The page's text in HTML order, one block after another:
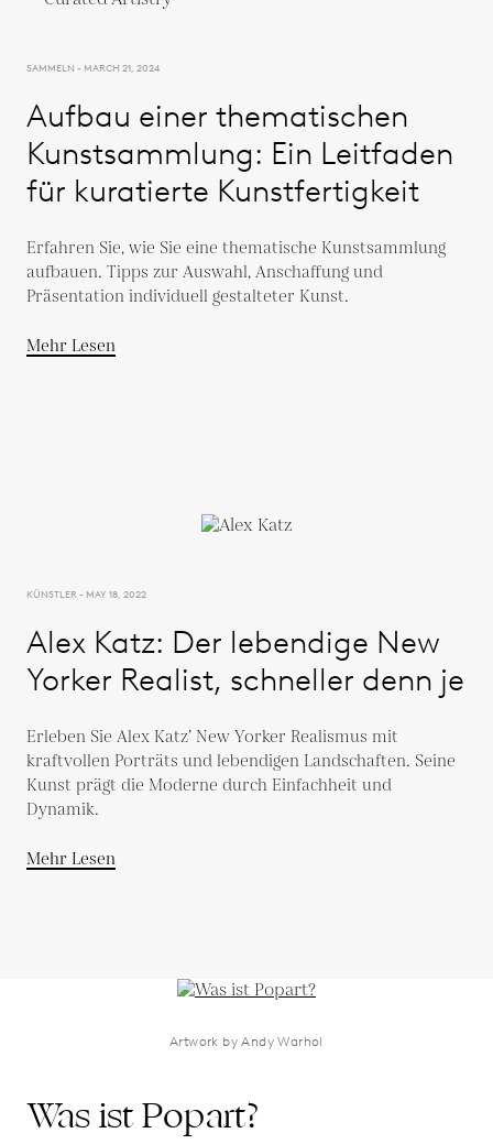
SAMMELN - MARCH 21, 2024
Aufbau einer thematischen
Kunstsammlung: Ein Leitfaden
für kuratierte Kunstfertigkeit
Erfahren Sie, wie Sie eine thematische Kunstsammlung
aufbauen. Tipps zur Auswahl, Anschaffung und
Präsentation individuell gestalteter Kunst.
Mehr Lesen
KÜNSTLER - MAY 18, 2022
Alex Katz: Der lebendige New
Yorker Realist, schneller denn je
Erleben Sie Alex Katz’ New Yorker Realismus mit
kraftvollen Porträts und lebendigen Landschaften. Seine
Kunst prägt die Moderne durch Einfachheit und
Dynamik.
Mehr Lesen
Artwork by Andy Warhol
Was ist Popart?